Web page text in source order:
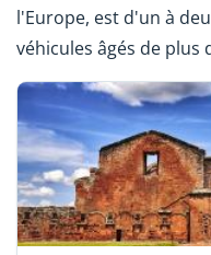
l'Europe, est d'un à
véhicules âgés de plus